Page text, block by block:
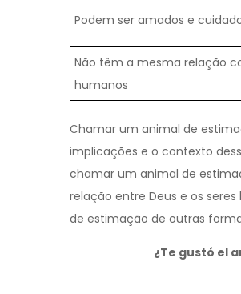
Podem ser amados e
Não têm a mesma relação
humanos
Chamar um animal de
implicações e o contexto
chamar um animal de
relação entre Deus e os
de estimação de outras
¿Te gustó el